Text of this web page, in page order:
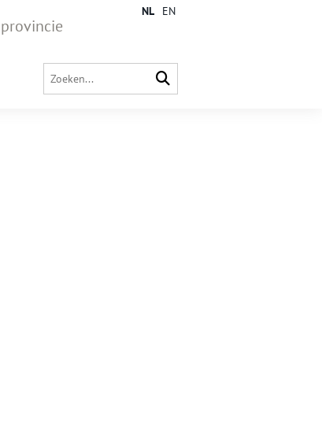
NL EN